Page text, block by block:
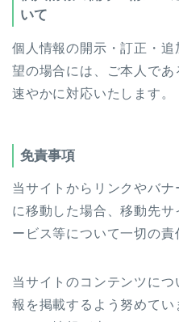
いて
個人情報の開示・訂正・
望の場合には、ご本人であ
速やかに対応いたします。
免責事項
当サイトからリンクやバナ
に移動した場合、移動先
ービス等について一切の責
当サイトのコンテンツに
報を掲載するよう努めて